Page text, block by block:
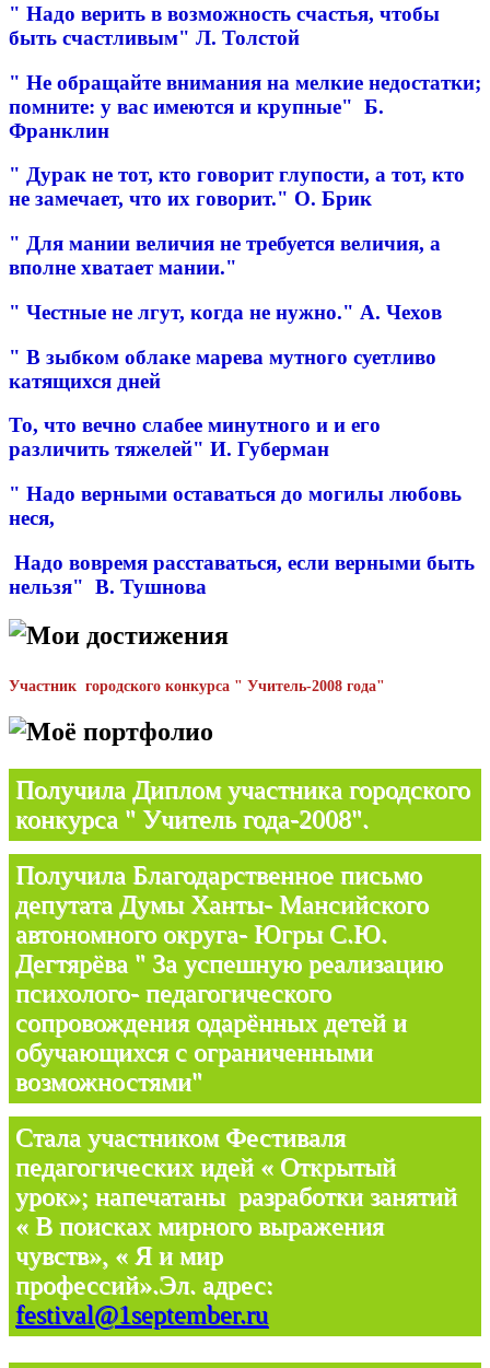
" Надо верить в возможность счастья, чтобы
быть счастливым" Л. Толстой
" Не обращайте внимания на мелкие недостатки;
помните: у вас имеются и крупные" Б.
Франклин
" Дурак не тот, кто говорит глупости, а тот, кто
не замечает, что их говорит." О. Брик
" Для мании величия не требуется величия, а
вполне хватает мании."
" Честные не лгут, когда не нужно." А. Чехов
" В зыбком облаке марева мутного суетливо
катящихся дней
То, что вечно слабее минутного и и его
различить тяжелей" И. Губерман
" Надо верными оставаться до могилы любовь
неся,
Надо вовремя расставаться, если верными быть
нельзя" В. Тушнова
Мои достижения
Участник городского конкурса " Учитель-2008 года"
Моё портфолио
Получила Диплом участника городского
конкурса " Учитель года-2008".
Получила Благодарственное письмо
депутата Думы Ханты- Мансийского
автономного округа- Югры С.Ю.
Дегтярёва " За успешную реализацию
психолого- педагогического
сопровождения одарённых детей и
обучающихся с ограниченными
возможностями"
Стала участником Фестиваля
педагогических идей « Открытый
урок»; напечатаны разработки занятий
« В поисках мирного выражения
чувств», « Я и мир
профессий».Эл. адрес:
festival@1september.ru